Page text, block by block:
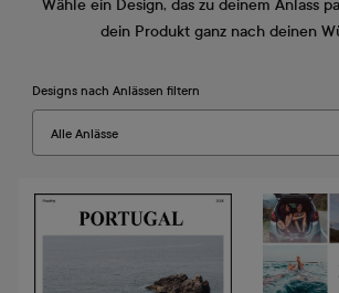
Wähle ein Design, das zu deinem Anlass
dein Produkt ganz nach deinen
Designs nach Anlässen filtern